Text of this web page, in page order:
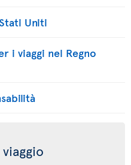
Uniti
i viaggi nel Regno